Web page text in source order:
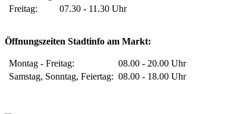
Freitag:
07.30 - 11.30 Uhr
Öffnungszeiten Stadtinfo am Markt:
Montag - Freitag:
08.00 - 20.00 Uhr
Samstag, Sonntag, Feiertag: 08.00